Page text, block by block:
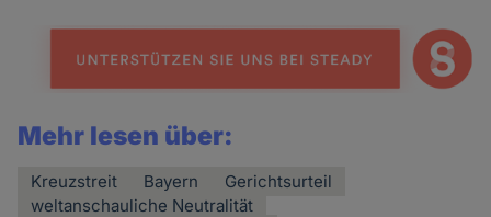
Mehr lesen über:
Kreuzstreit Bayern
Gerichtsurteil
weltanschauliche Neutralität